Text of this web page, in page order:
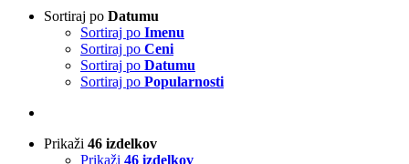
Sortiraj po Datumu
Sortiraj po Imenu
Sortiraj po Ceni
Sortiraj po Datumu
Sortiraj po Popularnosti
Prikaži 46 izdelkov
Prikaži 46 izdelkov